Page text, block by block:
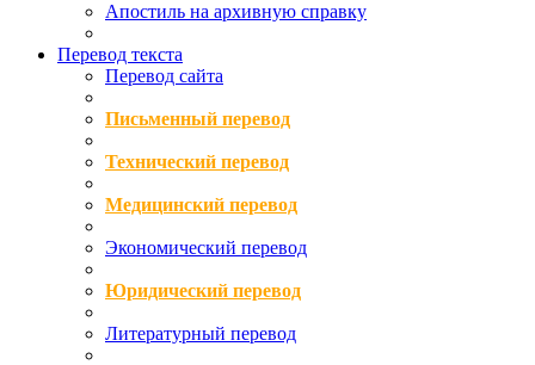
Апостиль на архивную справку
Перевод текста
Перевод сайта
Письменный перевод
Технический перевод
Медицинский перевод
Экономический перевод
Юридический перевод
Литературный перевод